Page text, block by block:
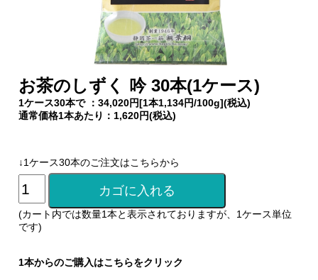
お茶のしずく 吟 30本(1ケース)
1ケース30本で ：34,020円[1本1,134円/100g](税込)
通常価格1本あたり：1,620円(税込)
↓1ケース30本のご注文はこちらから
(カート内では数量1本と表示されておりますが、1ケース単位
です)
1本からのご購入はこちらをクリック